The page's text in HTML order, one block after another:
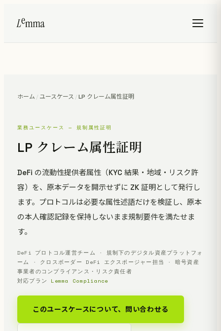
ホーム / ユースケース /LP クレーム属性証明
業務ユースケース — 規制属性証明
LP クレーム属性証明
DeFi の流動性提供者属性（KYC 結果・地域・リスク許
容）を、原本データを開示せずに ZK 証明として発行し
ます。プロトコルは必要な属性述語だけを検証し、原本
の本人確認記録を保持しないまま規制要件を満たせま
す。
DeFi プロトコル運営チーム · 規制下のデジタル資産プラットフォ
ーム · クロスボーダー DeFi エクスポージャー担当 · 暗号資産
事業者のコンプライアンス・リスク責任者
対応プラン Lemma Compliance
このユースケースについて、問い合わせる